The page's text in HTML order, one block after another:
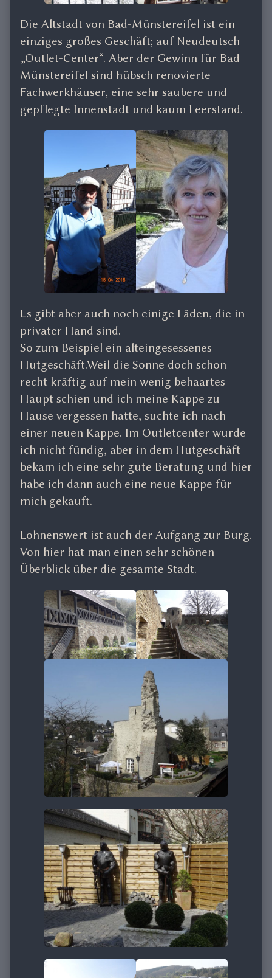
Die Altstadt von Bad-Münstereifel ist ein
einziges großes Geschäft; auf Neudeutsch
„Outlet-Center“. Aber der Gewinn für Bad
Münstereifel sind hübsch renovierte
Fachwerkhäuser, eine sehr saubere und
gepflegte Innenstadt und kaum Leerstand.
Es gibt aber auch noch einige Läden, die in
privater Hand sind.
So zum Beispiel ein alteingesessenes
Hutgeschäft.Weil die Sonne doch schon
recht kräftig auf mein wenig behaartes
Haupt schien und ich meine Kappe zu
Hause vergessen hatte, suchte ich nach
einer neuen Kappe. Im Outletcenter wurde
ich nicht fündig, aber in dem Hutgeschäft
bekam ich eine sehr gute Beratung und hier
habe ich dann auch eine neue Kappe für
mich gekauft.
Lohnenswert ist auch der Aufgang zur Burg.
Von hier hat man einen sehr schönen
Überblick über die gesamte Stadt.